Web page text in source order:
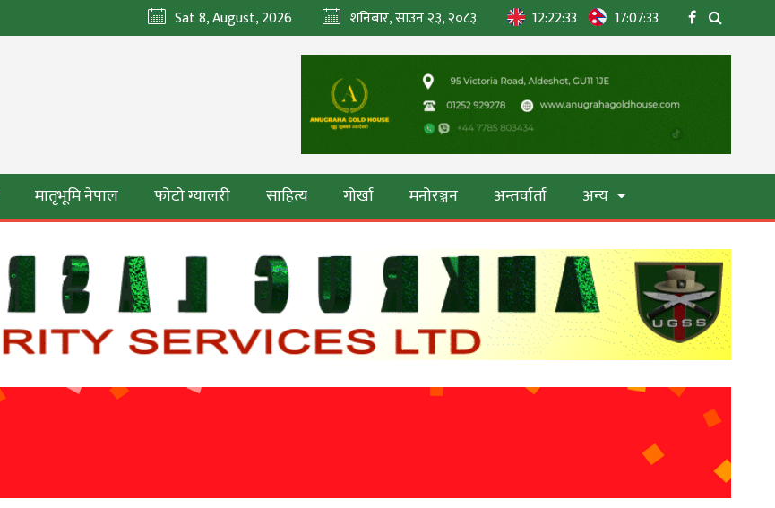
Sat 8, August, 2026 शनिबार, साउन २३, २०८३ 12:22:35 17:07:35
मातृभूमि नेपाल फोटो ग्यालरी साहित्य गोर्खा मनोरञ्जन अन्तर्वार्ता अन्य